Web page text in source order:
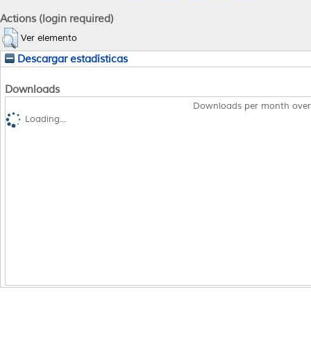
Actions (login required)
Ver elemento
Descargar estadísticas
Downloads
Downloads per month
Loading...